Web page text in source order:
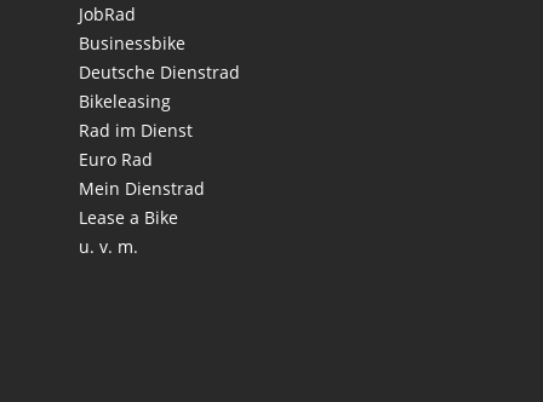
JobRad
Businessbike
Deutsche Dienstrad
Bikeleasing
Rad im Dienst
Euro Rad
Mein Dienstrad
Lease a Bike
u. v. m.